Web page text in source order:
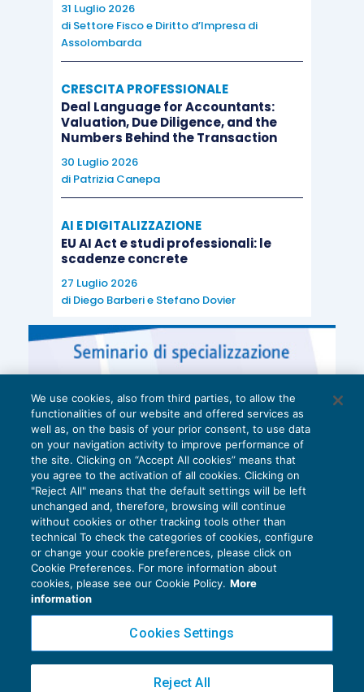
31 Luglio 2026
di Settore Fisco e Diritto d’Impresa di
Assolombarda
CRESCITA PROFESSIONALE
Deal Language for Accountants:
Valuation, Due Diligence, and the
Numbers Behind the Transaction
30 Luglio 2026
di Patrizia Canepa
AI E DIGITALIZZAZIONE
EU AI Act e studi professionali: le
scadenze concrete
27 Luglio 2026
di Diego Barberie Stefano Dovier
Privacy Policy
Cookie Policy
Copyright 2016 ©Gruppo Euroconference S.p.A.v2.32.2
Piazza Luigi Einaudi, 10N01 - 20124 Milano - info@ecnews.it
We use cookies, also from third parties, to allow the
functionalities of our website and offered services as
well as, on the basis of your prior consent, to use data
on your navigation activity to improve performance of
the site. Clicking on “Accept All cookies” means that
you agree to the activation of all cookies. Clicking on
"Reject All" means that the default settings will be left
unchanged and, therefore, browsing will continue
without cookies or other tracking tools other than
technical To check the categories of cookies, configure
or change your cookie preferences, please click on
Cookie Preferences. For more information about
cookies, please see our Cookie Policy. More
information
Cookies Settings
Reject All